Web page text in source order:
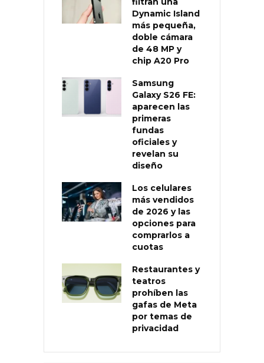
Dynamic Island
más pequeña,
doble cámara
de 48 MP y
chip A20 Pro
Samsung
Galaxy S26 FE:
aparecen las
primeras
fundas
oficiales y
revelan su
diseño
Los celulares
más vendidos
de 2026 y las
opciones para
comprarlos a
cuotas
Restaurantes y
teatros
prohíben las
gafas de Meta
por temas de
privacidad